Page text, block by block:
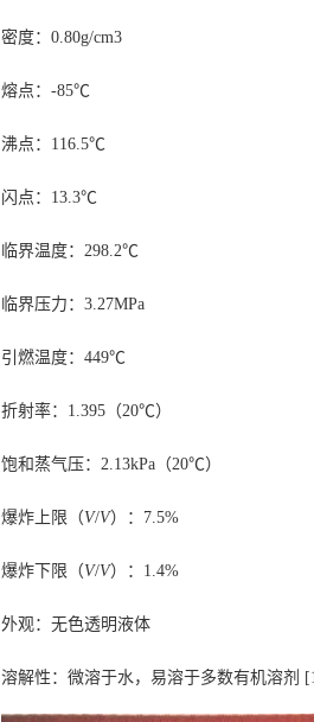
密度：0.80g/cm3
熔点：-85℃
沸点：116.5℃
闪点：13.3℃
临界温度：298.2℃
临界压力：3.27MPa
引燃温度：449℃
折射率：1.395（20℃）
饱和蒸气压：2.13kPa（20℃）
爆炸上限（V/V）：7.5%
爆炸下限（V/V）：1.4%
外观：无色透明液体
溶解性：微溶于水，易溶于多数有机溶剂